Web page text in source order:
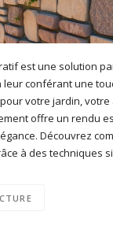
est une solution
conférant une
votre jardin,
offre un rendu
Découvrez
à des techniques